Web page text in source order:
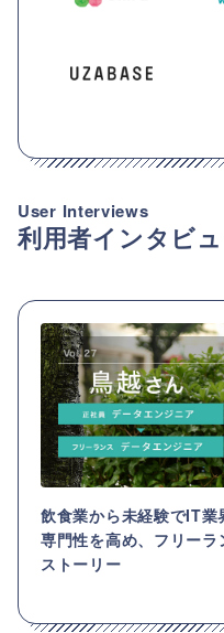
User Interviews
利用者インタビ
飲食業から未経験でIT
専門性を高め、フリー
ストーリー